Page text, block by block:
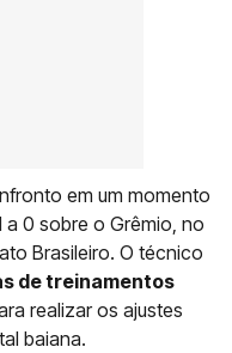
em um momento
a 0 sobre o Grêmio, no
Brasileiro. O técnico
de treinamentos
realizar os ajustes
baiana.